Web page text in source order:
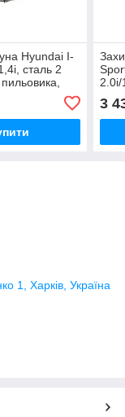
Hyundai I-
сталь 2
2.0i/
3
1, Харків, Україна